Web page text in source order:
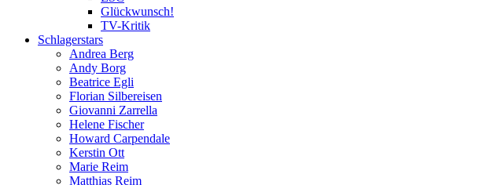
Glückwunsch!
TV-Kritik
Schlagerstars
Andrea Berg
Andy Borg
Beatrice Egli
Florian Silbereisen
Giovanni Zarrella
Helene Fischer
Howard Carpendale
Kerstin Ott
Marie Reim
Matthias Reim